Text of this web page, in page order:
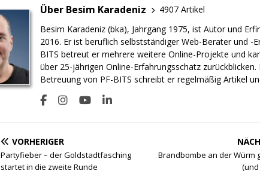
Über Besim Karadeniz
4907 Artikel
Besim Karadeniz (bka), Jahrgang 1975, ist Autor und
2016. Er ist beruflich selbstständiger Web-Berater und -
BITS betreut er mehrere weitere Online-Projekte und
über 25-jährigen Online-Erfahrungsschatz
Betreuung von PF-BITS schreibt er regelmäßig Artikel
VORHERIGER
Partyfieber – der Goldstadtfasching
startet in die zweite Runde
Brandbombe an der Würm